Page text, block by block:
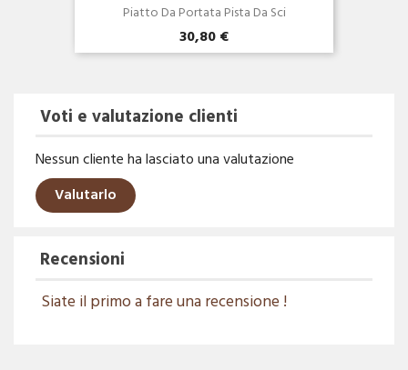
Piatto Da Portata Pista Da Sci
30,80 €
Voti e valutazione clienti
Nessun cliente ha lasciato una valutazione
Valutarlo
Recensioni
Siate il primo a fare una recensione !